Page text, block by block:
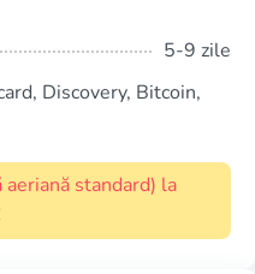
5-9 zile
Discovery, Bitcoin,
standard) la